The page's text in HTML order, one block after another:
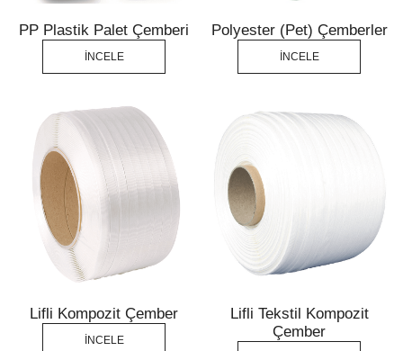
PP Plastik Palet Çemberi
İNCELE
Polyester (Pet) Çemberler
İNCELE
Lifli Kompozit Çember
İNCELE
Lifli Tekstil Kompozit
Çember